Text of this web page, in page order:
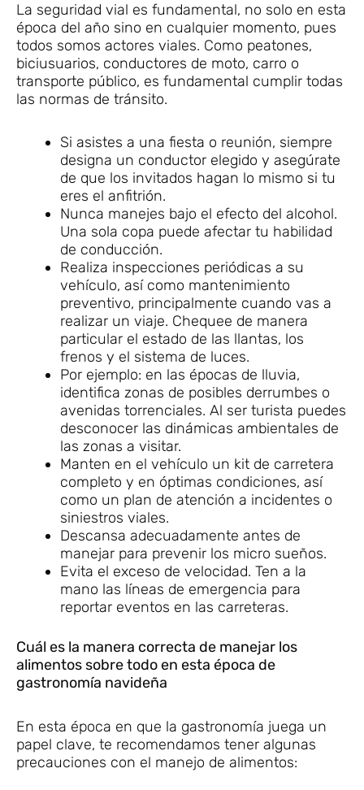
La seguridad vial es fundamental, no solo en esta
época del año sino en cualquier momento, pues
todos somos actores viales. Como peatones,
biciusuarios, conductores de moto, carro o
transporte público, es fundamental cumplir todas
las normas de tránsito.
Si asistes a una fiesta o reunión, siempre
designa un conductor elegido y asegúrate
de que los invitados hagan lo mismo si tu
eres el anfitrión.
Nunca manejes bajo el efecto del alcohol.
Una sola copa puede afectar tu habilidad
de conducción.
Realiza inspecciones periódicas a su
vehículo, así como mantenimiento
preventivo, principalmente cuando vas a
realizar un viaje. Chequee de manera
particular el estado de las llantas, los
frenos y el sistema de luces.
Por ejemplo: en las épocas de lluvia,
identifica zonas de posibles derrumbes o
avenidas torrenciales. Al ser turista puedes
desconocer las dinámicas ambientales de
las zonas a visitar.
Manten en el vehículo un kit de carretera
completo y en óptimas condiciones, así
como un plan de atención a incidentes o
siniestros viales.
Descansa adecuadamente antes de
manejar para prevenir los micro sueños.
Evita el exceso de velocidad. Ten a la
mano las líneas de emergencia para
reportar eventos en las carreteras.
Cuál es la manera correcta de manejar los
alimentos sobre todo en esta época de
gastronomía navideña
En esta época en que la gastronomía juega un
papel clave, te recomendamos tener algunas
precauciones con el manejo de alimentos: